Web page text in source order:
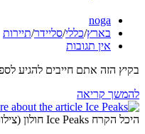
מחבר:
noga
קטגוריה:
בארץ/כללי/סליידר/תיירות
תגובות:
אין תגובות
בקיץ הזה אתם חייבים להגיע לספארק המים - ימית 2000 עם כל המשפחה. בילינו יום שלם ולא רצינו
להמשך קריאהספארק
המים
–
היכל הקרח Ice Peaks חולון (צילום: אלירן אביטל)